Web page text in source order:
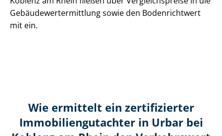
Ge­bäu­de­wert­ermitt­lung sowie den Bodenrichtwert
mit ein.
Wie ermittelt ein zertifizierter
Immobilien­gutachter in Urbar bei